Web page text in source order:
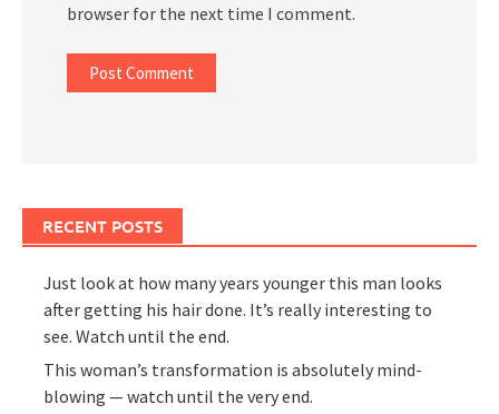
browser for the next time I comment.
RECENT POSTS
Just look at how many years younger this man looks
after getting his hair done. It’s really interesting to
see. Watch until the end.
This woman’s transformation is absolutely mind-
blowing — watch until the very end.